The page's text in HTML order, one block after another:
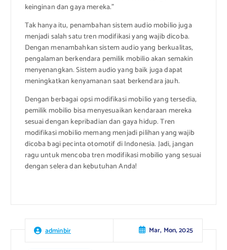
keinginan dan gaya mereka.”
Tak hanya itu, penambahan sistem audio mobilio juga
menjadi salah satu tren modifikasi yang wajib dicoba.
Dengan menambahkan sistem audio yang berkualitas,
pengalaman berkendara pemilik mobilio akan semakin
menyenangkan. Sistem audio yang baik juga dapat
meningkatkan kenyamanan saat berkendara jauh.
Dengan berbagai opsi modifikasi mobilio yang tersedia,
pemilik mobilio bisa menyesuaikan kendaraan mereka
sesuai dengan kepribadian dan gaya hidup. Tren
modifikasi mobilio memang menjadi pilihan yang wajib
dicoba bagi pecinta otomotif di Indonesia. Jadi, jangan
ragu untuk mencoba tren modifikasi mobilio yang sesuai
dengan selera dan kebutuhan Anda!
adminbir Mar, Mon, 2025